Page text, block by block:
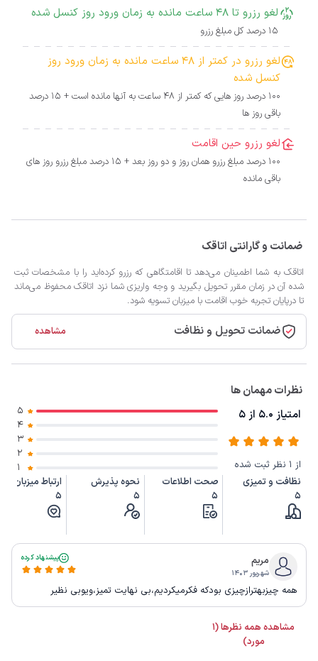
لغو رزرو تا 48 ساعت مانده به زمان ورود روز کنسل شده
15 درصد کل مبلغ رزرو
لغو رزرو در کمتر از 48 ساعت مانده به زمان ورود روز
کنسل شده
100 درصد روز هایی که کمتر از 48 ساعت به آنها مانده است + 15 درصد
باقی روز ها
لغو رزرو حین اقامت
100 درصد مبلغ رزرو همان روز و دو روز بعد + 15 درصد مبلغ رزرو روز های
باقی مانده
ضمانت و گارانتی اتاقک
اتاقک به شما اطمینان می‌دهد تا اقامتگاهی که رزرو کرده‌اید را با مشخصات ثبت
شده آن در زمان مقرر تحویل بگیرید و وجه واریزی شما نزد اتاقک محفوظ می‌ماند
تا درپایان تجربه خوب اقامت با میزبان تسویه شود.
ضمانت تحویل و نظافت مشاهده
نظرات مهمان ها
امتیاز 5.0 از 5
از 1 نظر ثبت شده
5
4
3
2
1
نظافت و تمیزی
5
صحت اطلاعات
5
نحوه پذیرش
5
ارتباط میزبان
5
مریم
شهریور ۱۴۰۳
پیشنهاد کرده
همه چیزبهترازچیزی بودکه فکرمیکردیم،بی نهایت تمیز،ویوبی نظیر
مشاهده همه نظرها (1
مورد)